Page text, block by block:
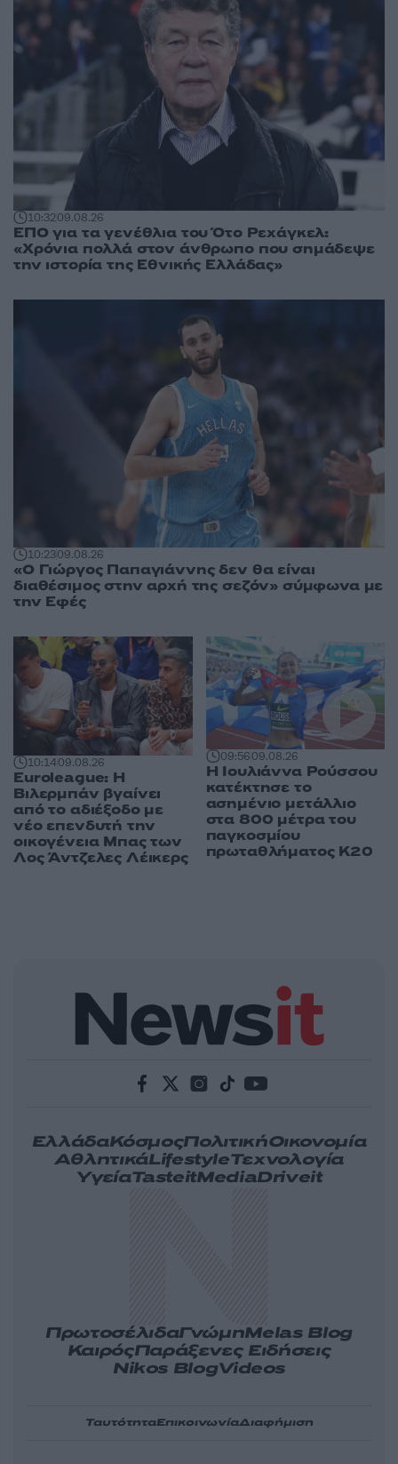
10:3209.08.26
ΕΠΟ για τα γενέθλια του Ότο Ρεχάγκελ:
«Χρόνια πολλά στον άνθρωπο που σημάδεψε
την ιστορία της Εθνικής Ελλάδας»
10:2309.08.26
«Ο Γιώργος Παπαγιάννης δεν θα είναι
διαθέσιμος στην αρχή της σεζόν» σύμφωνα με
την Εφές
10:1409.08.26
Euroleague: Η
Βιλερμπάν βγαίνει
από το αδιέξοδο με
νέο επενδυτή την
οικογένεια Μπας των
Λος Άντζελες Λέικερς
09:5609.08.26
Η Ιουλιάννα Ρούσσου
κατέκτησε το
ασημένιο μετάλλιο
στα 800 μέτρα του
παγκοσμίου
πρωταθλήματος Κ20
ΕλλάδαΚόσμοςΠολιτικήΟικονομία
ΑθλητικάLifestyleΤεχνολογία
ΥγείαTasteitMediaDriveit
ΠρωτοσέλιδαΓνώμηMelas Blog
ΚαιρόςΠαράξενες Ειδήσεις
Nikos BlogVideos
ΤαυτότηταΕπικοινωνίαΔιαφήμιση